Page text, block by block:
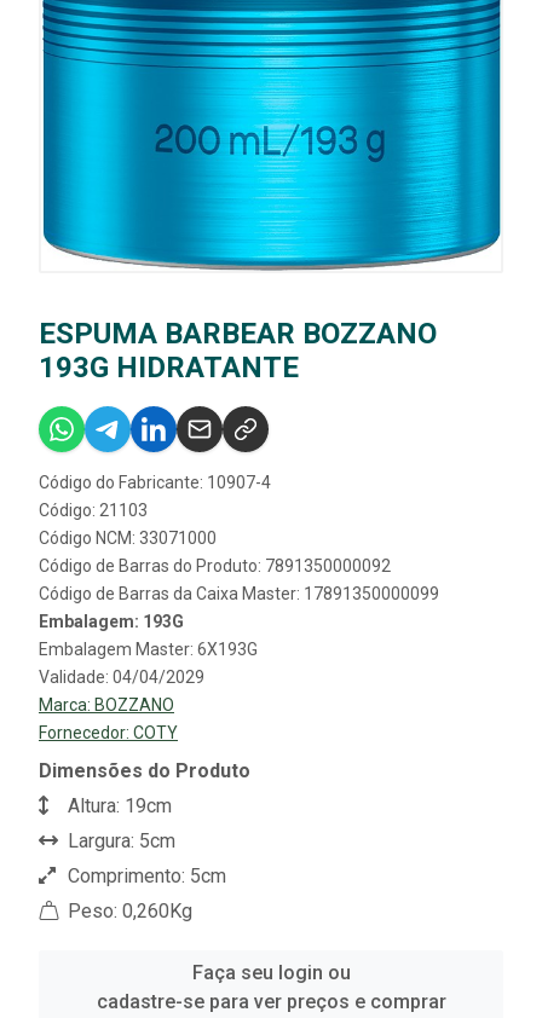
ESPUMA BARBEAR BOZZANO
193G HIDRATANTE
Código do Fabricante: 10907-4
Código: 21103
Código NCM: 33071000
Código de Barras do Produto: 7891350000092
Código de Barras da Caixa Master: 17891350000099
Embalagem: 193G
Embalagem Master: 6X193G
Validade: 04/04/2029
Marca: BOZZANO
Fornecedor: COTY
Dimensões do Produto
Altura: 19cm
Largura: 5cm
Comprimento: 5cm
Peso: 0,260Kg
Faça seu login ou
cadastre-se para ver preços e comprar